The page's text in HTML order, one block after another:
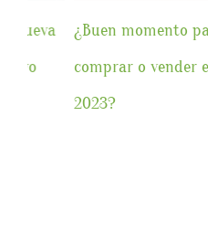
Vaciar, neutralizar,
puesta en escena y…
vendido!!